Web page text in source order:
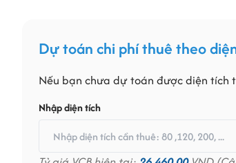
Dự toán chi phí thuê theo
Nếu bạn chưa dự toán được diện tích
Nhập diện tích